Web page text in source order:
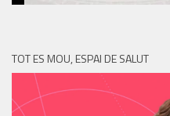
TOT ES MOU, ESPAI DE SALUT